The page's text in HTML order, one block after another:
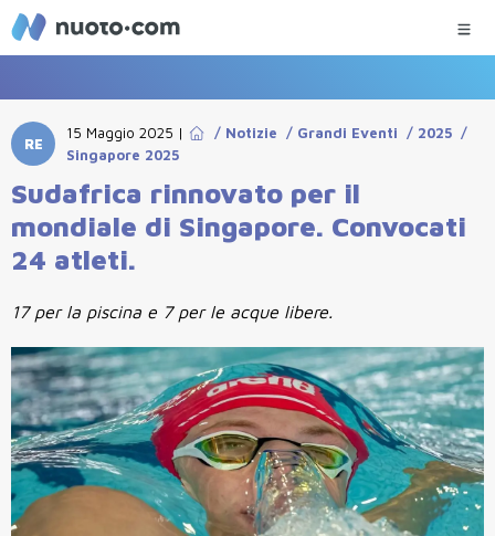
RE
15 Maggio 2025 | / Notizie / Grandi Eventi / 2025 /
Singapore 2025
Sudafrica rinnovato per il
mondiale di Singapore. Convocati
24 atleti.
17 per la piscina e 7 per le acque libere.